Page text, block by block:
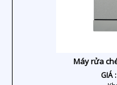
Máy rửa
GIÁ :